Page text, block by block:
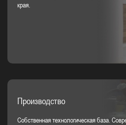
края.
Производство
Собственная технологическая база.